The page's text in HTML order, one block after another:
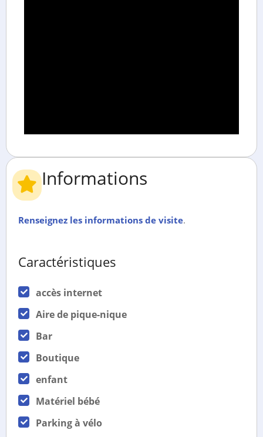
Informations
Renseignez les informations de visite.
Caractéristiques
accès internet
Aire de pique-nique
Bar
Boutique
enfant
Matériel bébé
Parking à vélo